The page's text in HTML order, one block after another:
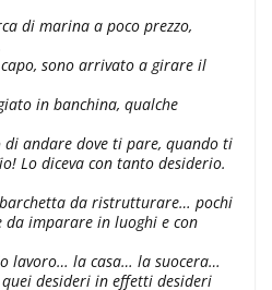
di marina a poco prezzo,
sono arrivato a girare il
in banchina, qualche
andare dove ti pare, quando ti
Lo diceva con tanto desiderio.
barchetta da ristrutturare… pochi
da imparare in luoghi e con
lavoro… la casa… la suocera…
desideri in effetti desideri